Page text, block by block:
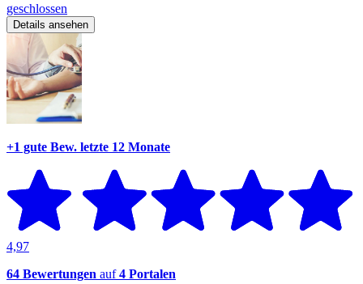
geschlossen
Details ansehen
+1 gute Bew. letzte 12 Monate
4,97
64 Bewertungen auf4 Portalen